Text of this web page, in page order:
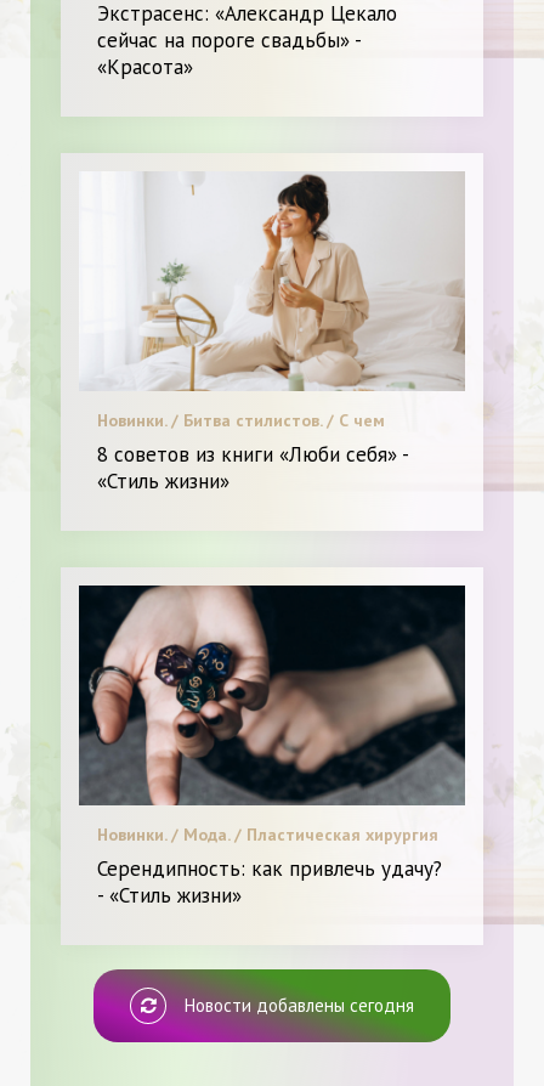
Экстрасенс: «Александр Цекало
сейчас на пороге свадьбы» -
«Красота»
Новинки. / Битва стилистов. / С чем
носить. / Видео. / Диета и питание. / Мода.
/ Высокая мода. / Я и Красота.
8 советов из книги «Люби себя» -
«Стиль жизни»
Новинки. / Мода. / Пластическая хирургия
/ Видео. / Леди в Тренде. / Я и Красота.
Серендипность: как привлечь удачу?
- «Стиль жизни»
Новости добавлены сегодня